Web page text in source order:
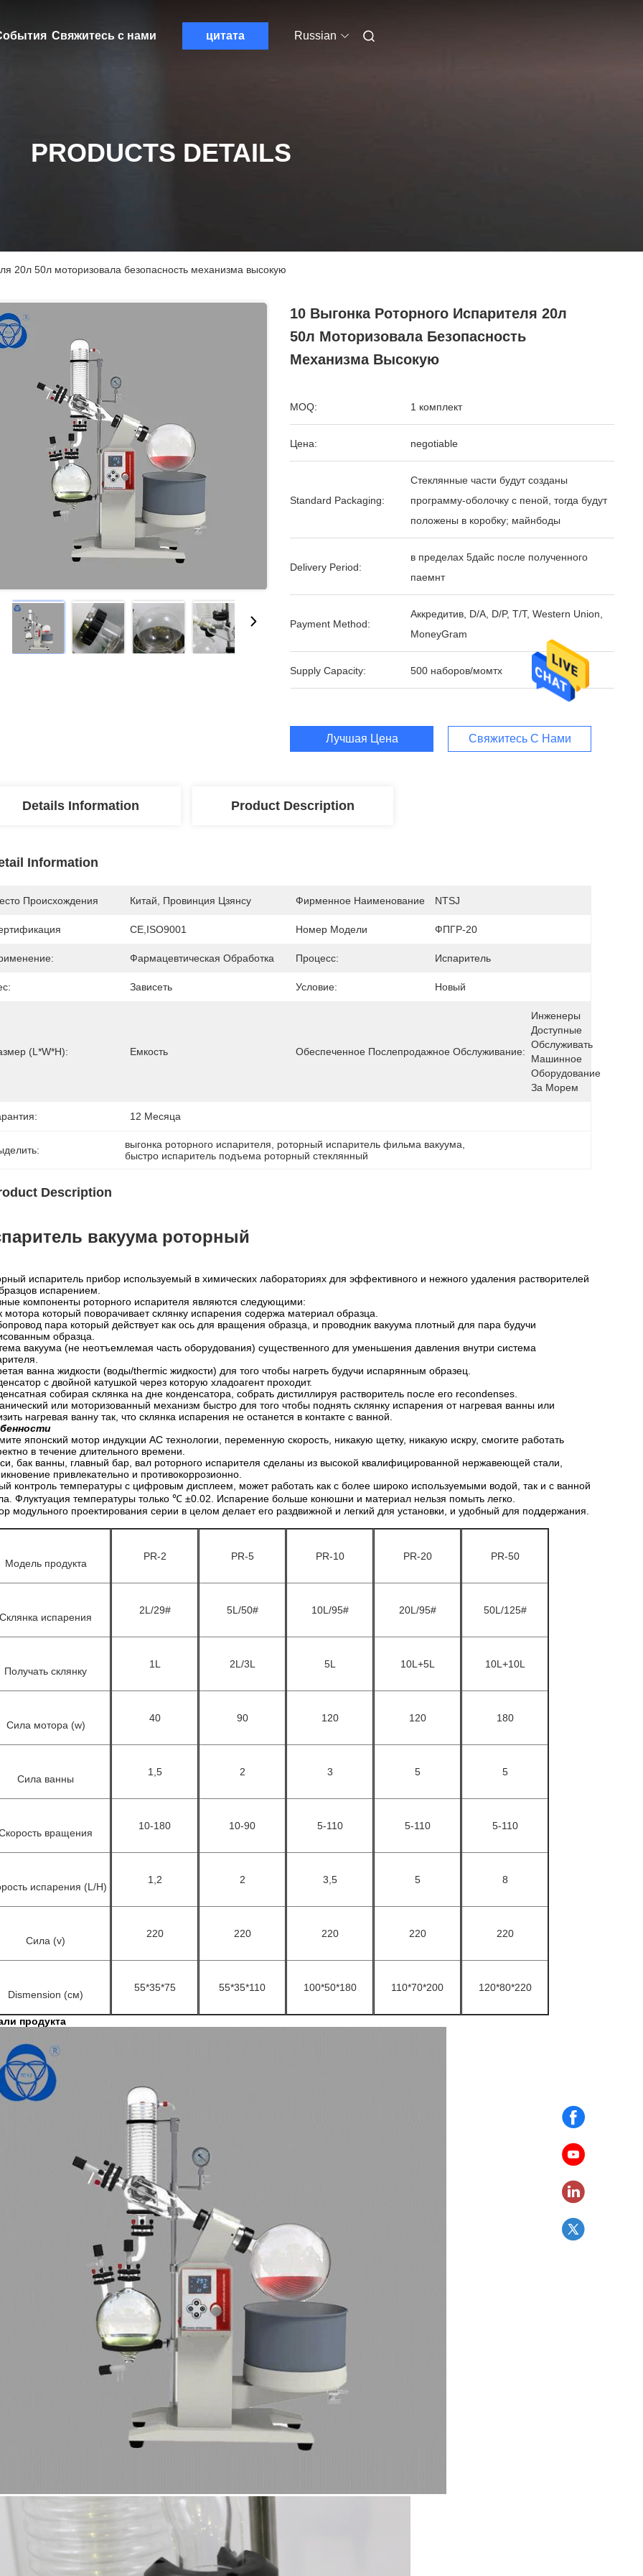
Свяжитесь с нами цитата Russian
PRODUCTS DETAILS
20л 50л моторизовала безопасность механизма высокую
10 Выгонка Роторного Испарителя 20л
50л Моторизовала Безопасность
Механизма Высокую
MOQ: 1 комплект
Цена: negotiable
Standard Packaging:
Стеклянные части будут созданы
программу-оболочку с пеной, тогда будут
положены в коробку; майнбоды
Delivery Period:
в пределах 5дайс после полученного
паемнт
Payment Method:
Аккредитив, D/A, D/P, T/T, Western Union,
MoneyGram
Supply Capacity: 500 наборов/момтх
Лучшая Цена Свяжитесь С Нами
Details Information Product Description
Information
Происхождения Китай, Провинция Цзянсу Фирменное Наименование NTSJ
CE,ISO9001 Номер Модели ФПГР-20
Фармацевтическая Обработка Процесс: Испаритель
Зависеть Условие: Новый
(l*w*h): Емкость Обеспеченное Послепродажное Обслуживание:
Инженеры
Доступные
Обслуживать
Машинное
Оборудование
За Морем
12 Месяца
выгонка роторного испарителя роторный испаритель фильма вакуума
быстро испаритель подъема роторный стеклянный
Description
вакуума роторный
испаритель прибор используемый в химических лабораториях для эффективного и нежного удаления растворителей
испарением.
компоненты роторного испарителя являются следующими:
мотора который поворачивает склянку испарения содержа материал образца.
пара который действует как ось для вращения образца, и проводник вакуума плотный для пара будучи
образца.
вакуума (не неотъемлемая часть оборудования) существенного для уменьшения давления внутри система
ванна жидкости (воды/thermic жидкости) для того чтобы нагреть будучи испарянным образец.
с двойной катушкой через которую хладоагент проходит.
собирая склянка на дне конденсатора, собрать дистиллируя растворитель после его recondenses.
или моторизованный механизм быстро для того чтобы поднять склянку испарения от нагревая ванны или
нагревая ванну так, что склянка испарения не останется в контакте с ванной.
японский мотор индукции AC технологии, переменную скорость, никакую щетку, никакую искру, смогите работать
в течение длительного времени.
бак ванны, главный бар, вал роторного испарителя сделаны из высокой квалифицированной нержавеющей стали,
привлекательно и противокоррозионно.
контроль температуры с цифровым дисплеем, может работать как с более широко используемыми водой, так и с ванной
Флуктуация температуры только ℃ ±0.02. Испарение больше конюшни и материал нельзя помыть легко.
модульного проектирования серии в целом делает его раздвижной и легкий для установки, и удобный для поддержания.
Модель продукта
Склянка испарения
Получать склянку
Сила мотора (w)
Сила ванны
вращения
испарения (L/H)
Сила (v)
Dismension (см)
PR-2
2L/29#
1L
40
1,5
10-180
1,2
220
55*35*75
PR-5
5L/50#
2L/3L
90
2
10-90
2
220
55*35*110
PR-10
10L/95#
5L
120
3
5-110
3,5
220
100*50*180
PR-20
20L/95#
10L+5L
120
5
5-110
5
220
110*70*200
PR-50
50L/125#
10L+10L
180
5
5-110
8
220
120*80*220
продукта